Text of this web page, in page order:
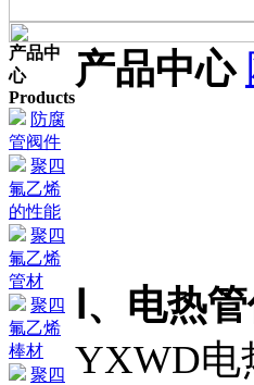
产品中
心
Products
防腐
管阀件
聚四
氟乙烯
的性能
聚四
氟乙烯
管材
聚四
氟乙烯
棒材
聚四
产品中心
Ⅰ、电热
YXWD电